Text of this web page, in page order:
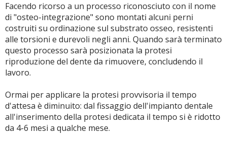
Facendo ricorso a un processo riconosciuto con il nome
di "osteo-integrazione" sono montati alcuni perni
costruiti su ordinazione sul substrato osseo, resistenti
alle torsioni e durevoli negli anni. Quando sarà terminato
questo processo sarà posizionata la protesi
riproduzione del dente da rimuovere, concludendo il
lavoro.
Ormai per applicare la protesi provvisoria il tempo
d'attesa è diminuito: dal fissaggio dell'impianto dentale
all'inserimento della protesi dedicata il tempo si è ridotto
da 4-6 mesi a qualche mese.